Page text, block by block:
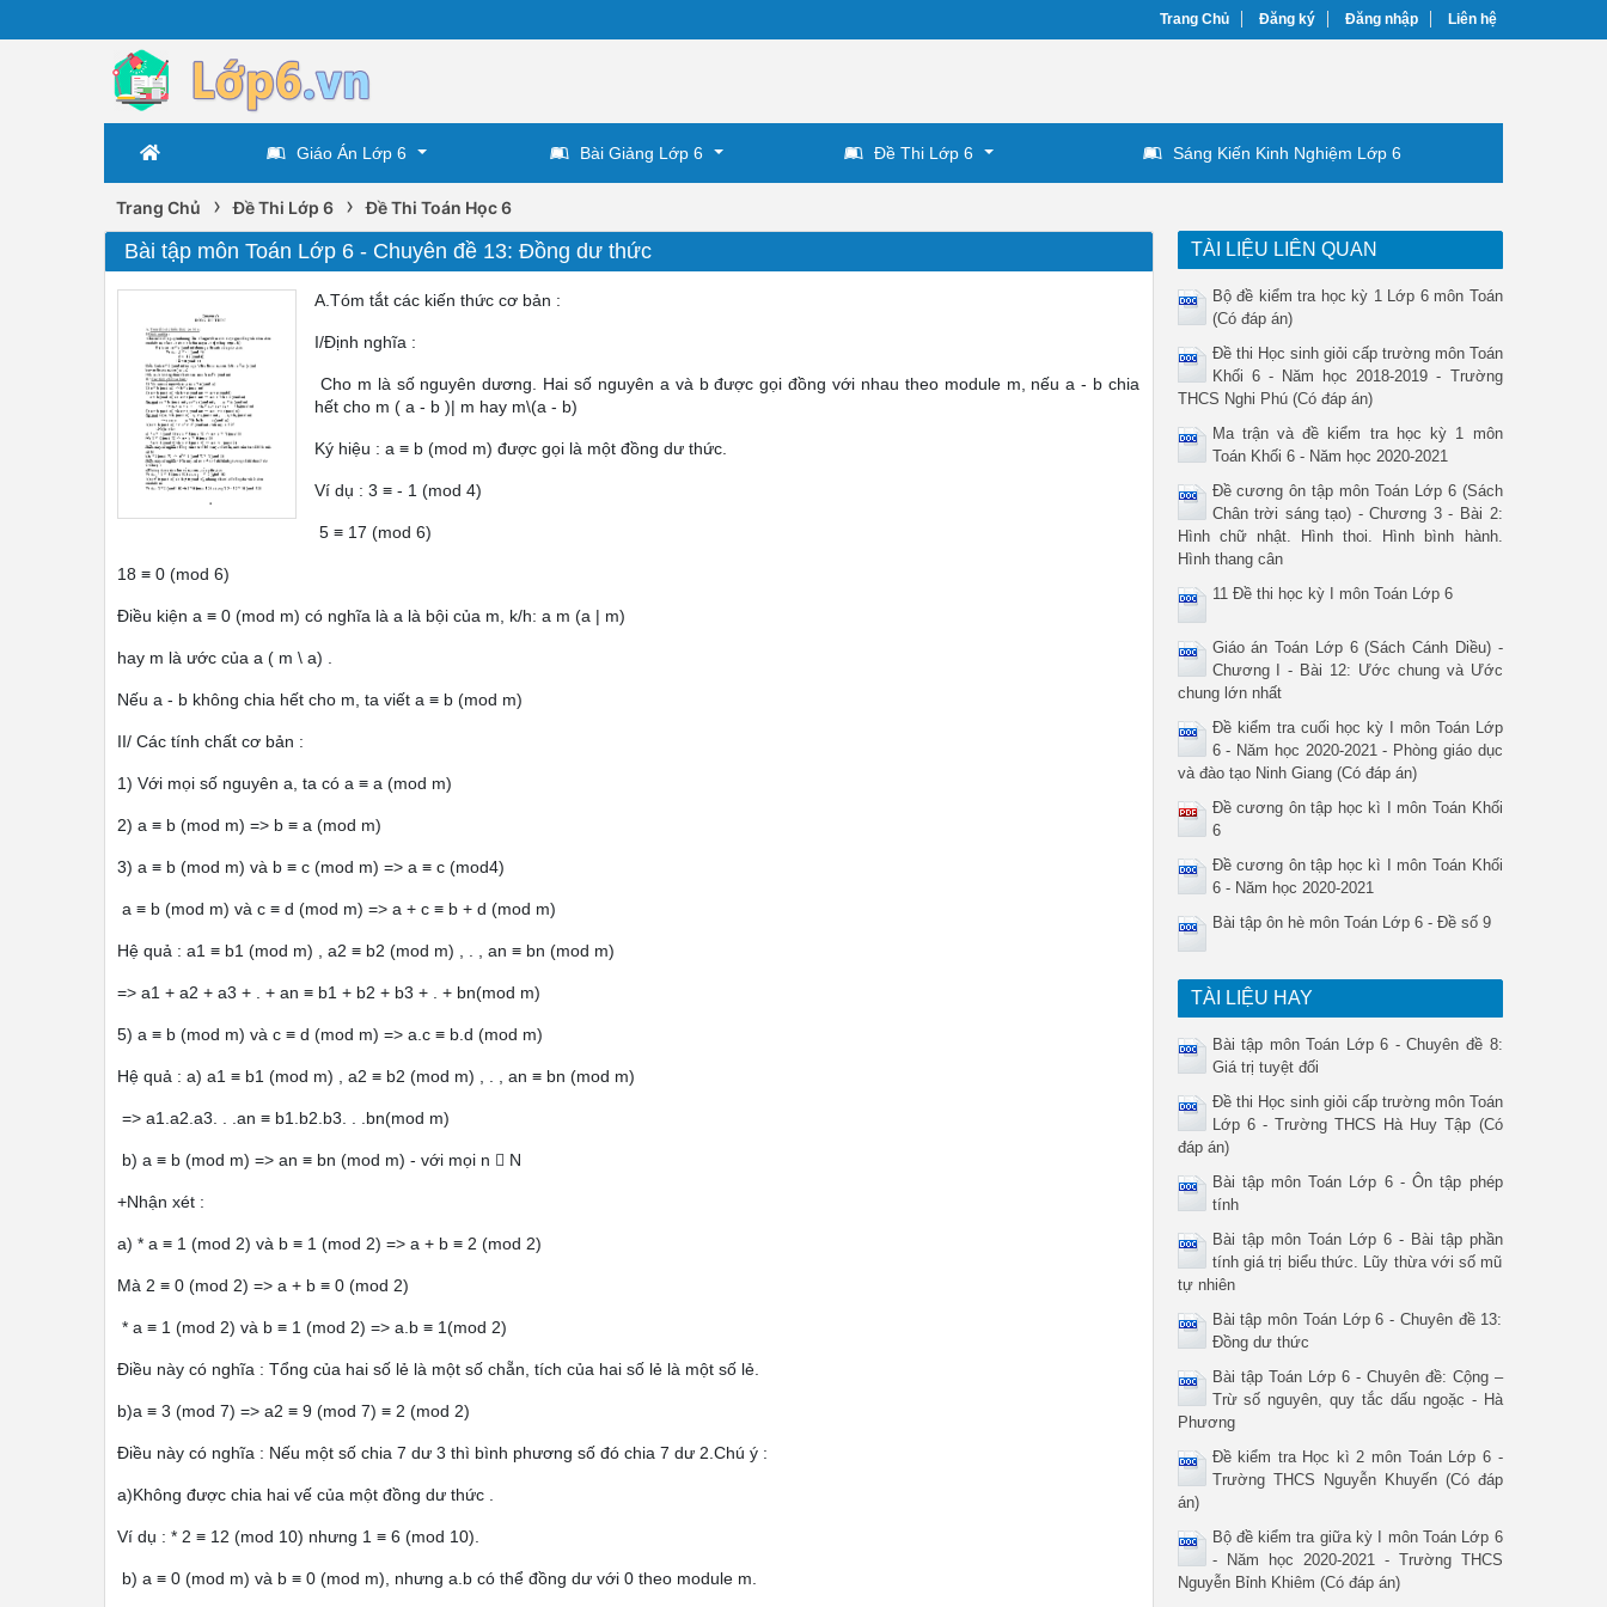
Trang Chủ Đăng ký Đăng nhập Liên hệ
Giáo Án Lớp 6 Bài Giảng Lớp 6 Đề Thi Lớp 6 Sáng Kiến Kinh Nghiệm Lớp 6
Trang Chủ › Đề Thi Lớp 6 › Đề Thi Toán Học 6
Bài tập môn Toán Lớp 6 - Chuyên đề 13: Đồng dư thức
A.Tóm tắt các kiến thức cơ bản :
I/Định nghĩa :
Cho m là số nguyên dương. Hai số nguyên a và b được gọi đồng với nhau theo module m, nếu a - b chia
hết cho m ( a - b )| m hay m\(a - b)
Ký hiệu : a ≡ b (mod m) được gọi là một đồng dư thức.
Ví dụ : 3 ≡ - 1 (mod 4)
5 ≡ 17 (mod 6)
18 ≡ 0 (mod 6)
Điều kiện a ≡ 0 (mod m) có nghĩa là a là bội của m, k/h: a m (a | m)
hay m là ước của a ( m \ a) .
Nếu a - b không chia hết cho m, ta viết a ≡ b (mod m)
II/ Các tính chất cơ bản :
1) Với mọi số nguyên a, ta có a ≡ a (mod m)
2) a ≡ b (mod m) => b ≡ a (mod m)
3) a ≡ b (mod m) và b ≡ c (mod m) => a ≡ c (mod4)
a ≡ b (mod m) và c ≡ d (mod m) => a + c ≡ b + d (mod m)
Hệ quả : a1 ≡ b1 (mod m) , a2 ≡ b2 (mod m) , . , an ≡ bn (mod m)
=> a1 + a2 + a3 + . + an ≡ b1 + b2 + b3 + . + bn(mod m)
5) a ≡ b (mod m) và c ≡ d (mod m) => a.c ≡ b.d (mod m)
Hệ quả : a) a1 ≡ b1 (mod m) , a2 ≡ b2 (mod m) , . , an ≡ bn (mod m)
=> a1.a2.a3. . .an ≡ b1.b2.b3. . .bn(mod m)
b) a ≡ b (mod m) => an ≡ bn (mod m) - với mọi n  N
+Nhận xét :
a) * a ≡ 1 (mod 2) và b ≡ 1 (mod 2) => a + b ≡ 2 (mod 2)
Mà 2 ≡ 0 (mod 2) => a + b ≡ 0 (mod 2)
* a ≡ 1 (mod 2) và b ≡ 1 (mod 2) => a.b ≡ 1(mod 2)
Điều này có nghĩa : Tổng của hai số lẻ là một số chẵn, tích của hai số lẻ là một số lẻ.
b)a ≡ 3 (mod 7) => a2 ≡ 9 (mod 7) ≡ 2 (mod 2)
Điều này có nghĩa : Nếu một số chia 7 dư 3 thì bình phương số đó chia 7 dư 2.Chú ý :
a)Không được chia hai vế của một đồng dư thức .
Ví dụ : * 2 ≡ 12 (mod 10) nhưng 1 ≡ 6 (mod 10).
b) a ≡ 0 (mod m) và b ≡ 0 (mod m), nhưng a.b có thể đồng dư với 0 theo module m.
TÀI LIỆU LIÊN QUAN
Bộ đề kiểm tra học kỳ 1 Lớp 6 môn Toán
(Có đáp án)
Đề thi Học sinh giỏi cấp trường môn Toán
Khối 6 - Năm học 2018-2019 - Trường
THCS Nghi Phú (Có đáp án)
Ma trận và đề kiểm tra học kỳ 1 môn
Toán Khối 6 - Năm học 2020-2021
Đề cương ôn tập môn Toán Lớp 6 (Sách
Chân trời sáng tạo) - Chương 3 - Bài 2:
Hình chữ nhật. Hình thoi. Hình bình hành.
Hình thang cân
11 Đề thi học kỳ I môn Toán Lớp 6
Giáo án Toán Lớp 6 (Sách Cánh Diều) -
Chương I - Bài 12: Ước chung và Ước
chung lớn nhất
Đề kiểm tra cuối học kỳ I môn Toán Lớp
6 - Năm học 2020-2021 - Phòng giáo dục
và đào tạo Ninh Giang (Có đáp án)
Đề cương ôn tập học kì I môn Toán Khối
6
Đề cương ôn tập học kì I môn Toán Khối
6 - Năm học 2020-2021
Bài tập ôn hè môn Toán Lớp 6 - Đề số 9
TÀI LIỆU HAY
Bài tập môn Toán Lớp 6 - Chuyên đề 8:
Giá trị tuyệt đối
Đề thi Học sinh giỏi cấp trường môn Toán
Lớp 6 - Trường THCS Hà Huy Tập (Có
đáp án)
Bài tập môn Toán Lớp 6 - Ôn tập phép
tính
Bài tập môn Toán Lớp 6 - Bài tập phần
tính giá trị biểu thức. Lũy thừa với số mũ
tự nhiên
Bài tập môn Toán Lớp 6 - Chuyên đề 13:
Đồng dư thức
Bài tập Toán Lớp 6 - Chuyên đề: Cộng –
Trừ số nguyên, quy tắc dấu ngoặc - Hà
Phương
Đề kiểm tra Học kì 2 môn Toán Lớp 6 -
Trường THCS Nguyễn Khuyến (Có đáp
án)
Bộ đề kiểm tra giữa kỳ I môn Toán Lớp 6
- Năm học 2020-2021 - Trường THCS
Nguyễn Bỉnh Khiêm (Có đáp án)